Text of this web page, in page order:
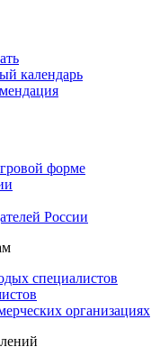
календарь
форме
России
специалистов
организациях